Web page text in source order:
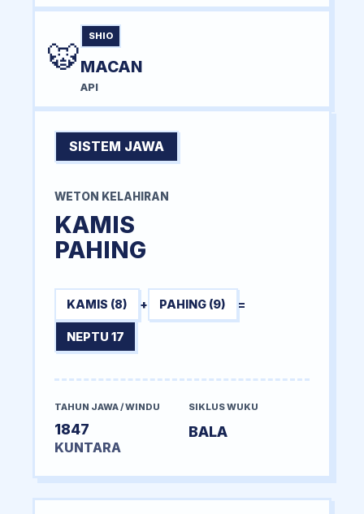
🐯
SHIO
MACAN
API
SISTEM JAWA
WETON KELAHIRAN
KAMIS
PAHING
KAMIS (8) + PAHING (9) =
NEPTU 17
TAHUN JAWA / WINDU
1847
KUNTARA
SIKLUS WUKU
BALA